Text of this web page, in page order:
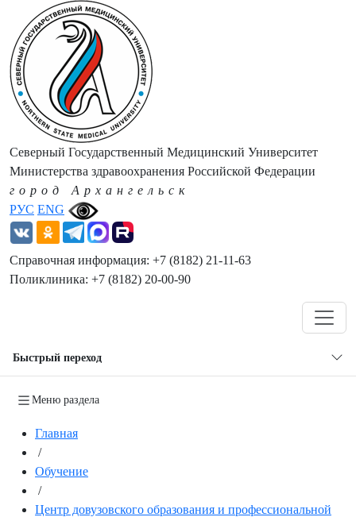
РУС ENG
Северный Государственный Медицинский Университет
Министерства здравоохранения Российской Федерации
город Архангельск
Справочная информация: +7 (8182) 21-11-63
Поликлиника: +7 (8182) 20-00-90
Быстрый переход
Меню раздела
Главная
/
Обучение
/
Центр довузовского образования и профессиональной